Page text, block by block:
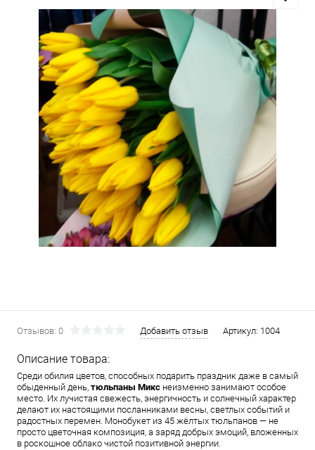
Отзывов: 0 Добавить отзыв Артикул: 1004
Описание товара:
Среди обилия цветов, способных подарить праздник даже в самый
обыденный день, тюльпаны Микс неизменно занимают особое
место. Их лучистая свежесть, энергичность и солнечный характер
делают их настоящими посланниками весны, светлых событий и
радостных перемен. Монобукет из 45 жёлтых тюльпанов — не
просто цветочная композиция, а заряд добрых эмоций, вложенных
в роскошное облако чистой позитивной энергии.